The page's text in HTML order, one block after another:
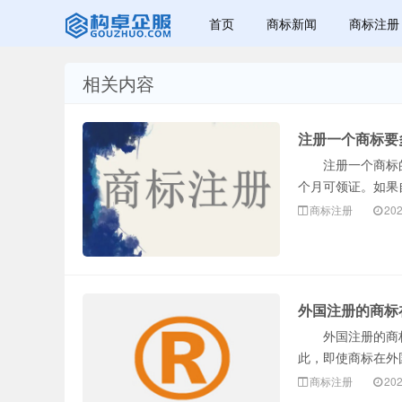
赣州乐融知识
首页 商标新闻 商标注册
相关内容
注册一个商标
注册一个商标
个月可领证。如果
商标注册
外国注册的商
外国注册的商
此，即使商标在外
商标注册